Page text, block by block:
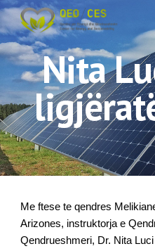
Skip to main content
Nita
Me ftese te qendres
Arizones, instruktorja e
Qendrueshmeri, Dr. Nita